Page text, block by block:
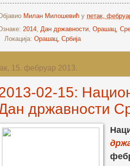
Милан Милошевић у петак,
2014 Дан државности Орашац
Локација: Орашац, Србија
15. фебруар 2013.
02-15:
државности